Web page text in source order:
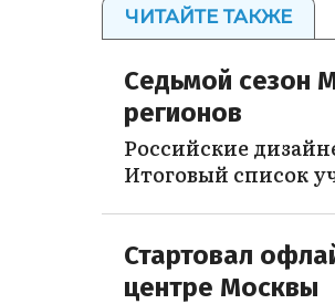
ЧИТАЙТЕ ТАКЖЕ
Седьмой сезон
регионов
Российские
Итоговый список
Стартовал
центре Москвы